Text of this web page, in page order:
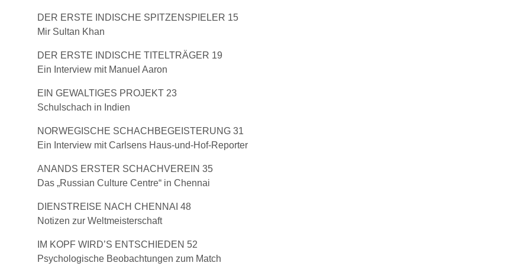
DER ERSTE INDISCHE SPITZENSPIELER 15
Mir Sultan Khan
DER ERSTE INDISCHE TITELTRÄGER 19
Ein Interview mit Manuel Aaron
EIN GEWALTIGES PROJEKT 23
Schulschach in Indien
NORWEGISCHE SCHACHBEGEISTERUNG 31
Ein Interview mit Carlsens Haus-und-Hof-Reporter
ANANDS ERSTER SCHACHVEREIN 35
Das „Russian Culture Centre“ in Chennai
DIENSTREISE NACH CHENNAI 48
Notizen zur Weltmeisterschaft
IM KOPF WIRD’S ENTSCHIEDEN 52
Psychologische Beobachtungen zum Match